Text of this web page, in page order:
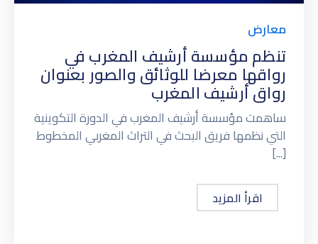
معارض
تنظم مؤسسة أرشيف المغرب في
رواقها معرضا للوثائق والصور بعنوان
رواق أرشيف المغرب
ساهمت مؤسسة أرشيف المغرب في الدورة التكوينية
التي نظمها فريق البحث في التراث المغربي المخطوط
[...]
اقرأ المزيد